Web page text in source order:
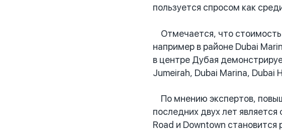
пользуется спросом как
Отмечается, что стоимость
например в районе Dubai
в центре Дубая
Jumeirah, Dubai Marina, Dubai
По мнению экспертов,
последних двух лет
Road и Downtown